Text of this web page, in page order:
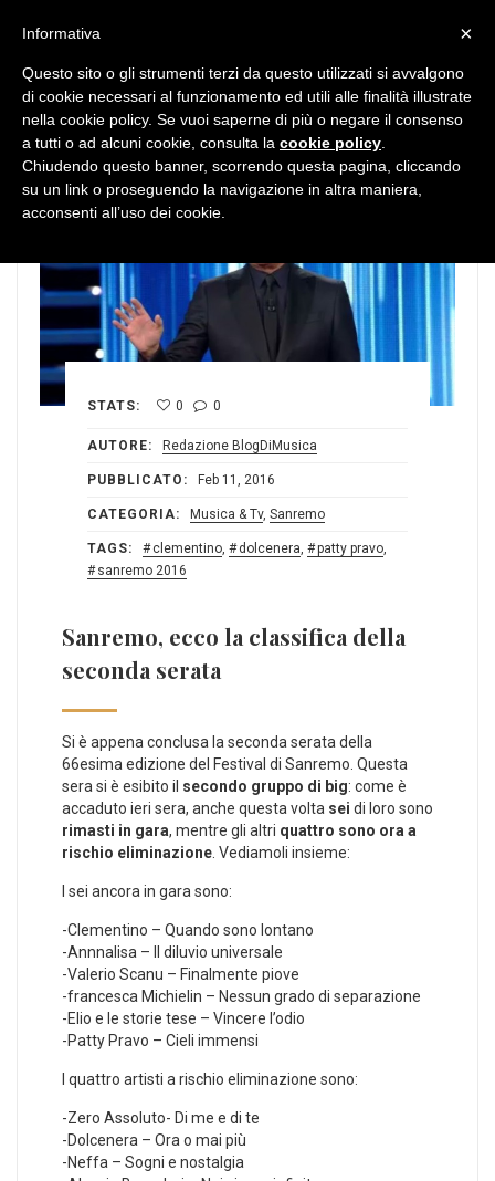
STATS: 0 0
AUTORE: Redazione BlogDiMusica
PUBBLICATO: Feb 11, 2016
CATEGORIA: Musica & Tv, Sanremo
TAGS: clementino dolcenera patty pravo
sanremo 2016
Sanremo, ecco la classifica della
seconda serata
Si è appena conclusa la seconda serata della
66esima edizione del Festival di Sanremo. Questa
sera si è esibito il secondo gruppo di big: come è
accaduto ieri sera, anche questa volta sei di loro sono
rimasti in gara, mentre gli altri quattro sono ora a
rischio eliminazione . Vediamoli insieme:
I sei ancora in gara sono:
-Clementino – Quando sono lontano
-Annnalisa – Il diluvio universale
-Valerio Scanu – Finalmente piove
-francesca Michielin – Nessun grado di separazione
-Elio e le storie tese – Vincere l’odio
-Patty Pravo – Cieli immensi
I quattro artisti a rischio eliminazione sono:
-Zero Assoluto- Di me e di te
-Dolcenera – Ora o mai più
-Neffa – Sogni e nostalgia
×
Informativa
Questo sito o gli strumenti terzi da questo utilizzati si avvalgono
di cookie necessari al funzionamento ed utili alle finalità illustrate
nella cookie policy. Se vuoi saperne di più o negare il consenso
a tutti o ad alcuni cookie, consulta la cookie policy
Chiudendo questo banner, scorrendo questa pagina, cliccando
su un link o proseguendo la navigazione in altra maniera,
acconsenti all’uso dei cookie.